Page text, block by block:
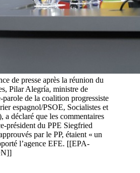
de presse après la réunion du
Pilar Alegría, ministre de
parole de la coalition progressiste
espagnol/PSOE, Socialistes et
a déclaré que les commentaires
président du PPE Siegfried
par le PP, étaient « un
l’agence EFE. [[EPA-